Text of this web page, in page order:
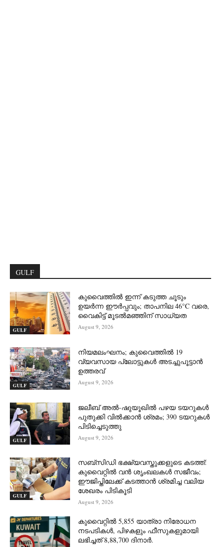
GULF
GULF
കുവൈത്തിൽ ഇന്ന് കടുത്ത ചൂടും
ഉയർന്ന ഈർപ്പവും; താപനില 46°C വരെ,
വൈകിട്ട് മൂടൽമഞ്ഞിന് സാധ്യത
August 9, 2026
GULF
നിയമലംഘനം; കുവൈത്തിൽ 19
വ്യവസായ പ്ലോട്ടുകൾ അടച്ചുപൂട്ടാൻ
ഉത്തരവ്
August 9, 2026
GULF
ജലീബ് അൽ-ഷുയൂഖിൽ പഴയ ടയറുകൾ
പുതുക്കി വിൽക്കാൻ ശ്രമം; 390 ടയറുകൾ
പിടിച്ചെടുത്തു
August 9, 2026
GULF
സബ്‌സിഡി ഭക്ഷ്യവസ്തുക്കളുടെ കടത്ത്:
കുവൈറ്റിൽ വൻ ശൃംഖലകൾ സജീവം;
ഈജിപ്തിലേക്ക് കടത്താൻ ശ്രമിച്ച വലിയ
ശേഖരം പിടികൂടി
August 9, 2026
കുവൈറ്റിൽ 5,855 യാത്രാ നിരോധന
നടപടികൾ, പിഴകളും ഫീസുകളുമായി
ലഭിച്ചത് 8,88,700 ദിനാർ.